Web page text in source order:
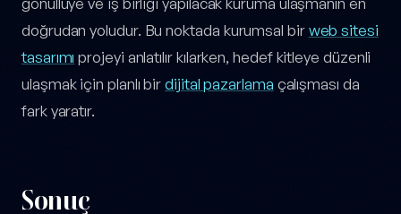
doğrudan yoludur. Bu noktada kurumsal birweb sitesi
tasarımı projeyi anlatılır kılarken, hedef kitleye düzenli
ulaşmak için planlı birdijital pazarlama çalışması da
fark yaratır.
Sonuç